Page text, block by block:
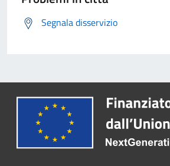
Segnala disservizio